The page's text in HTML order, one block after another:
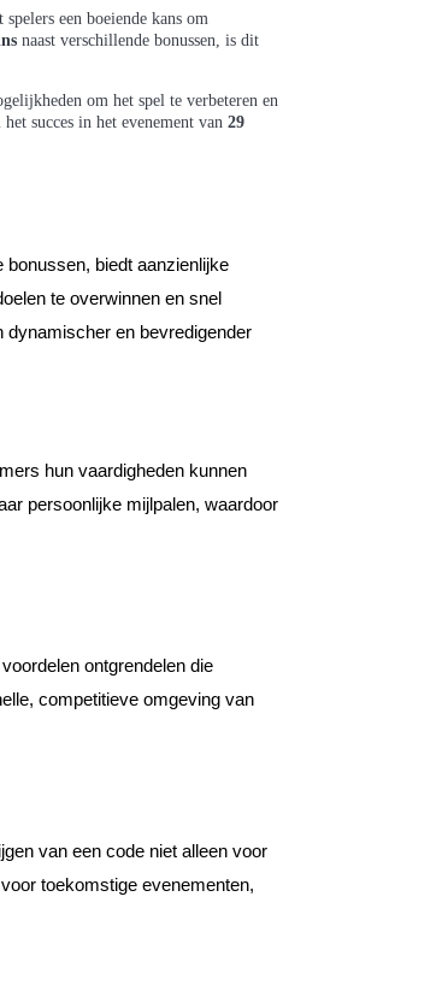
spelers een boeiende kans om
naast verschillende bonussen, is dit
om het spel te verbeteren en
succes in het evenement van 29
bonussen, biedt aanzienlijke
te overwinnen en snel
dynamischer en bevredigender
hun vaardigheden kunnen
persoonlijke mijlpalen, waardoor
ontgrendelen die
competitieve omgeving van
van een code niet alleen voor
toekomstige evenementen,